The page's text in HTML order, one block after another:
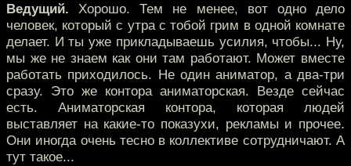
Ведущий. Хорошо. Тем не менее, вот одно дело
человек, который с утра с тобой грим в одной комнате
делает. И ты уже прикладываешь усилия, чтобы... Ну,
мы же не знаем как они там работают. Может вместе
работать приходилось. Не один аниматор, а два-три
сразу. Это же контора аниматорская. Везде сейчас
есть. Аниматорская контора, которая людей
выставляет на какие-то показухи, рекламы и прочее.
Они иногда очень тесно в коллективе сотрудничают. А
тут такое...